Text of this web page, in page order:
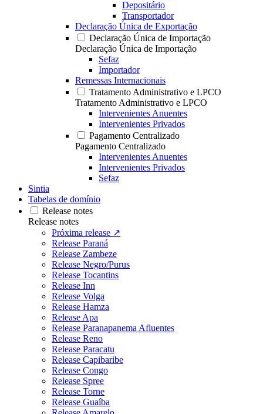
Depositário
Transportador
Declaração Única de Exportação
Declaração Única de Importação
Declaração Única de Importação
Sefaz
Importador
Remessas Internacionais
Tratamento Administrativo e LPCO
Tratamento Administrativo e LPCO
Intervenientes Anuentes
Intervenientes Privados
Pagamento Centralizado
Pagamento Centralizado
Intervenientes Anuentes
Intervenientes Privados
Sefaz
Sintia
Tabelas de domínio
Release notes
Release notes
Próxima release ↗
Release Paraná
Release Zambeze
Release Negro/Purus
Release Tocantins
Release Inn
Release Volga
Release Hamza
Release Apa
Release Paranapanema Afluentes
Release Reno
Release Paracatu
Release Capibaribe
Release Congo
Release Spree
Release Torne
Release Guaíba